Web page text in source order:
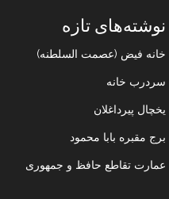
نوشته‌های تازه
خانه فیض (عصمت السلطنه)
سردرب خانه
یخچال پیرداغلان
برج مقبره بابا محمود
عمارت تقاطع حافظ و جمهوری